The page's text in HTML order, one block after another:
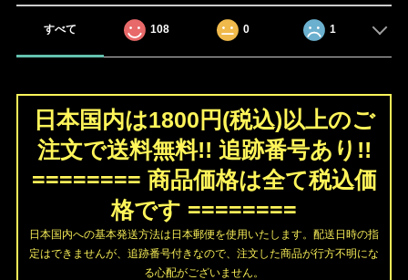
すべて 108 0 1
日本国内は1800円(税込)以上のご
注文で送料無料!! 追跡番号あり!!
======== 商品価格は全て税込価
格です ========
日本国内への基本発送方法は日本郵便を使用いたします。配送日時の指
定はできませんが、追跡番号付きなので、注文した商品が行方不明にな
る心配がございません。